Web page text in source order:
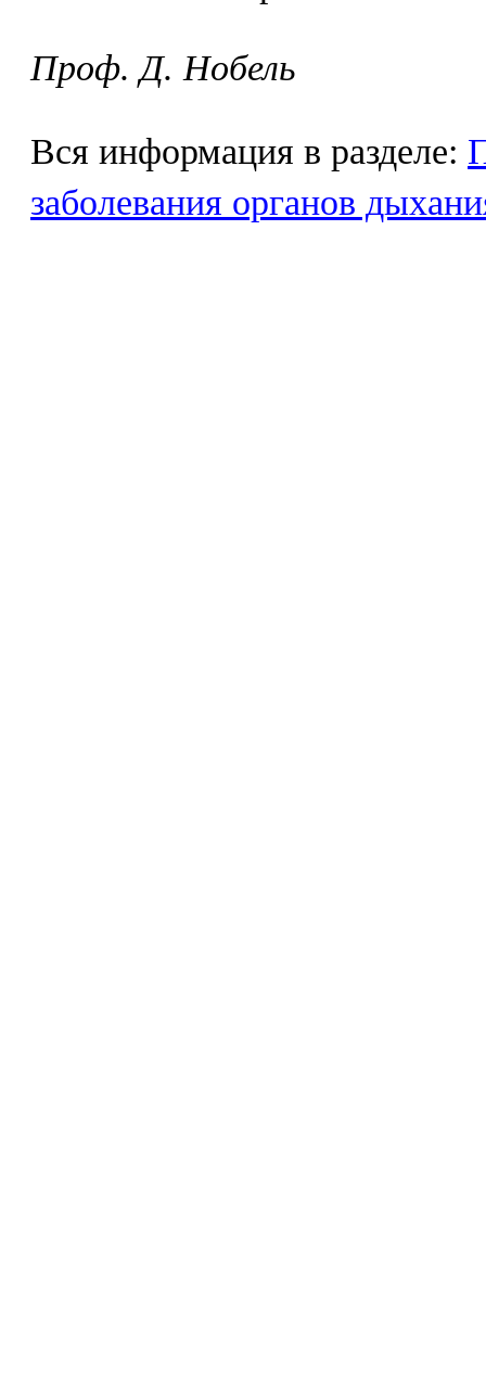
Проф. Д. Нобель
Вся информация в разделе:
заболевания органов